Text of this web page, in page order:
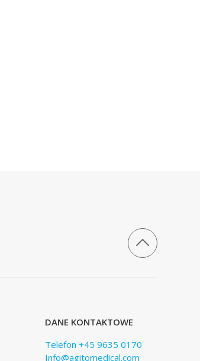
DANE KONTAKTOWE
Telefon +45 9635 0170
Info@agitomedical.com